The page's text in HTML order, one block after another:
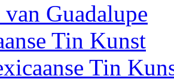
Guadalupe
Tin Kunst
Tin